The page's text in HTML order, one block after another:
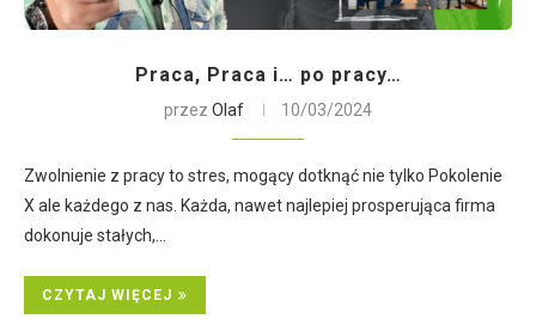
Praca, Praca i… po pracy…
przez Olaf 10/03/2024
Zwolnienie z pracy to stres, mogący dotknąć nie tylko Pokolenie
X ale każdego z nas. Każda, nawet najlepiej prosperująca firma
dokonuje stałych,…
CZYTAJ WIĘCEJ